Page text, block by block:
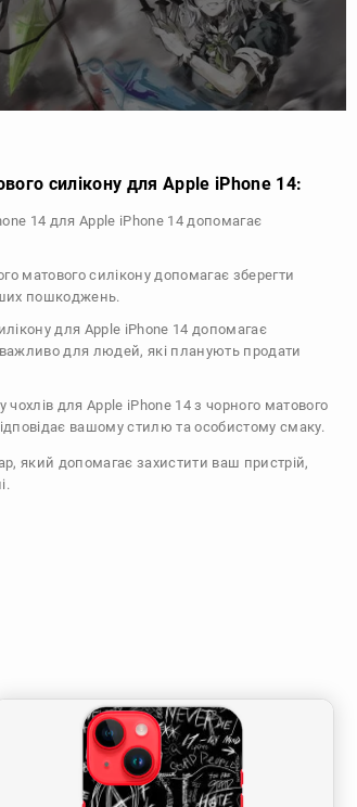
силікону для Apple iPhone 14:
14 для Apple iPhone 14 допомагає
матового силікону допомагає зберегти
пошкоджень.
для Apple iPhone 14 допомагає
для людей, які планують продати
чохлів для Apple iPhone 14 з чорного матового
вашому стилю та особистому смаку.
який допомагає захистити ваш пристрій,